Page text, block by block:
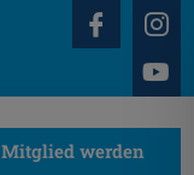
Mitglied werden